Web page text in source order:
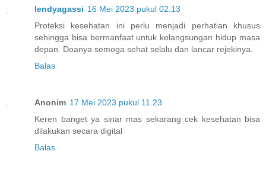
lendyagassi 16 Mei 2023 pukul 02.13
Proteksi kesehatan ini perlu menjadi perhatian khusus
sehingga bisa bermanfaat untuk kelangsungan hidup masa
depan. Doanya semoga sehat selalu dan lancar rejekinya.
Balas
Anonim 17 Mei 2023 pukul 11.23
Keren banget ya sinar mas sekarang cek kesehatan bisa
dilakukan secara digital
Balas